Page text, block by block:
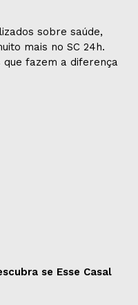
sobre saúde,
mais no SC 24h.
fazem a diferença
se Esse Casal